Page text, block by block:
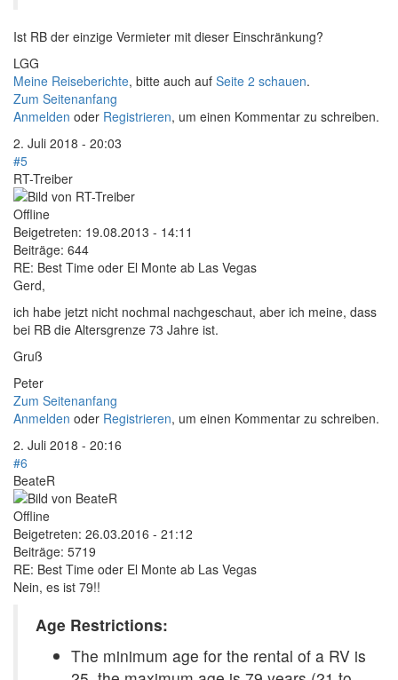
Ist RB der einzige Vermieter mit dieser Einschränkung?
LGG
Meine Reiseberichte, bitte auch auf Seite 2 schauen.
Zum Seitenanfang
Anmelden oder Registrieren, um einen Kommentar zu schreiben.
2. Juli 2018 - 20:03
#5
RT-Treiber
Offline
Beigetreten: 19.08.2013 - 14:11
Beiträge: 644
RE: Best Time oder El Monte ab Las Vegas
Gerd,
ich habe jetzt nicht nochmal nachgeschaut, aber ich meine, dass
bei RB die Altersgrenze 73 Jahre ist.
Gruß
Peter
Zum Seitenanfang
Anmelden oder Registrieren, um einen Kommentar zu schreiben.
2. Juli 2018 - 20:16
#6
BeateR
Offline
Beigetreten: 26.03.2016 - 21:12
Beiträge: 5719
RE: Best Time oder El Monte ab Las Vegas
Nein, es ist 79!!
Age Restrictions:
The minimum age for the rental of a RV is